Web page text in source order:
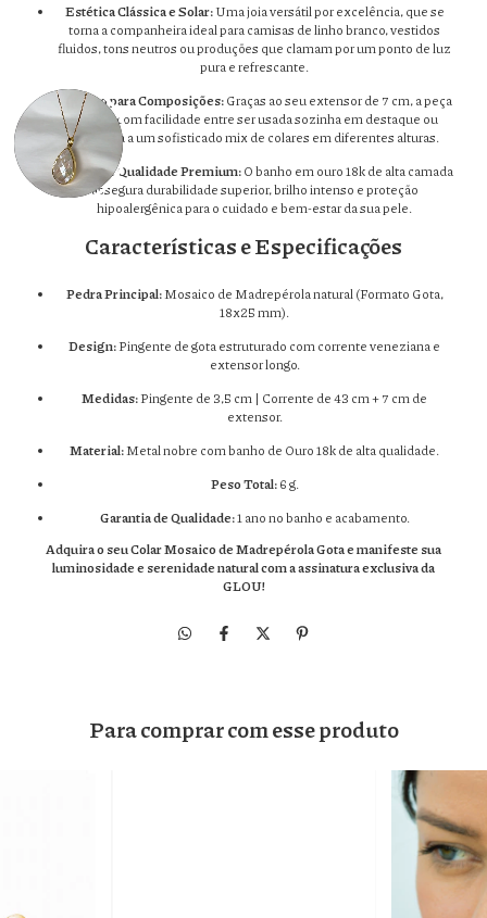
Estética Clássica e Solar:Uma joia versátil por excelência, que se
torna a companheira ideal para camisas de linho branco, vestidos
fluidos, tons neutros ou produções que clamam por um ponto de luz
pura e refrescante.
Perfeito para Composições:Graças ao seu extensor de 7 cm, a peça
transita com facilidade entre ser usada sozinha em destaque ou
integrada a um sofisticado mix de colares em diferentes alturas.
Padrão de Qualidade Premium:O banho em ouro 18k de alta camada
assegura durabilidade superior, brilho intenso e proteção
hipoalergênica para o cuidado e bem-estar da sua pele.
Características e Especificações
Pedra Principal:Mosaico de Madrepérola natural (Formato Gota,
18x25 mm).
Design:Pingente de gota estruturado com corrente veneziana e
extensor longo.
Medidas:Pingente de 3,5 cm | Corrente de 43 cm + 7 cm de
extensor.
Material:Metal nobre com banho de Ouro 18k de alta qualidade.
Peso Total:6 g.
Garantia de Qualidade:1 ano no banho e acabamento.
Adquira o seu Colar Mosaico de Madrepérola Gota e manifeste sua
luminosidade e serenidade natural com a assinatura exclusiva da
GLOU!
Para comprar com esse produto